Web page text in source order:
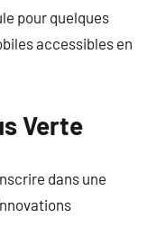
pour quelques
accessibles en
Verte
dans une